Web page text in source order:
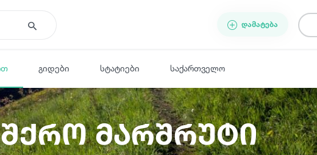
ᲓᲐᲛᲐᲢᲔᲑᲐ
გიდები სტატიები საქართველო
მარშრუტი